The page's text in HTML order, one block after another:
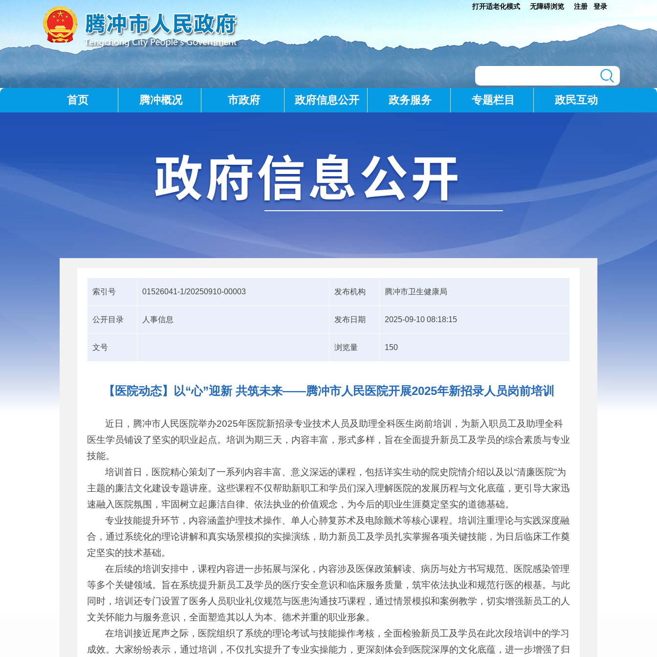
打开适老化模式 无障碍浏览 注册 登录
首页 腾冲概况 市政府 政府信息公开 政务服务 专题栏目 政民互动
索引号 01526041-1/20250910-00003 发布机构 腾冲市卫生健康局
公开目录 人事信息 发布日期 2025-09-10 08:18:15
文号 浏览量 150
【医院动态】以“心”迎新 共筑未来——腾冲市人民医院开展2025年新招录人员岗前培训
近日，腾冲市人民医院举办2025年医院新招录专业技术人员及助理全科医生岗前培训，为新入职员工及助理全科
医生学员铺设了坚实的职业起点。培训为期三天，内容丰富，形式多样，旨在全面提升新员工及学员的综合素质与专业
技能。
培训首日，医院精心策划了一系列内容丰富、意义深远的课程，包括详实生动的院史院情介绍以及以“清廉医院”为
主题的廉洁文化建设专题讲座。这些课程不仅帮助新职工和学员们深入理解医院的发展历程与文化底蕴，更引导大家迅
速融入医院氛围，牢固树立起廉洁自律、依法执业的价值观念，为今后的职业生涯奠定坚实的道德基础。
专业技能提升环节，内容涵盖护理技术操作、单人心肺复苏术及电除颤术等核心课程。培训注重理论与实践深度融
合，通过系统化的理论讲解和真实场景模拟的实操演练，助力新员工及学员扎实掌握各项关键技能，为日后临床工作奠
定坚实的技术基础。
在后续的培训安排中，课程内容进一步拓展与深化，内容涉及医保政策解读、病历与处方书写规范、医院感染管理
等多个关键领域。旨在系统提升新员工及学员的医疗安全意识和临床服务质量，筑牢依法执业和规范行医的根基。与此
同时，培训还专门设置了医务人员职业礼仪规范与医患沟通技巧课程，通过情景模拟和案例教学，切实增强新员工的人
文关怀能力与服务意识，全面塑造其以人为本、德术并重的职业形象。
在培训接近尾声之际，医院组织了系统的理论考试与技能操作考核，全面检验新员工及学员在此次段培训中的学习
成效。大家纷纷表示，通过培训，不仅扎实提升了专业实操能力，更深刻体会到医院深厚的文化底蕴，进一步增强了归